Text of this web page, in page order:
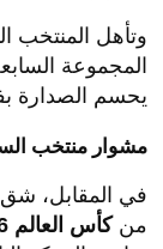
وتأهل المنتخب
المجموعة
يحسم الصدارة
مشوار منتخب
منكأس العالم 2026